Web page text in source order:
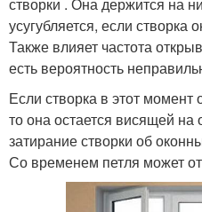
створки . Она держится на
усугубляется, если створка
Также влияет частота
есть вероятность
Если створка в этот момент
то она остается висящей
затирание створки об
Со временем петля может